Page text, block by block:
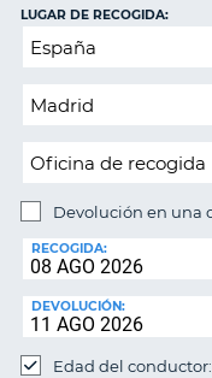
AYUDA
MI
GESTIONAR
RESERVA
ESPAÑA
Devolución
una
LUGAR DE RECOGIDA:
Devolución en una
DE
DEVOLUCIÓN:
RECOGIDA:
DEVOLUCIÓN:
Edad del conductor: